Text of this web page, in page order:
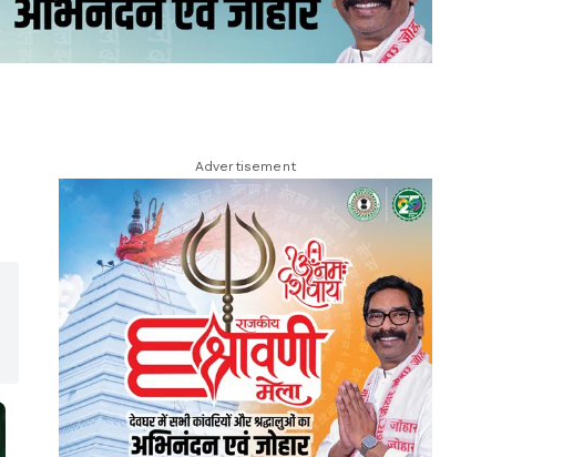
Advertisement